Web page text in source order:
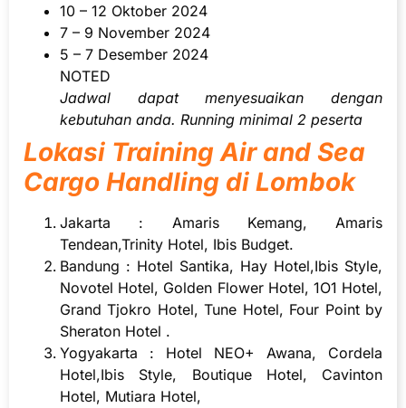
10 – 12 Oktober 2024
7 – 9 November 2024
5 – 7 Desember 2024
NOTED
Jadwal dapat menyesuaikan dengan
kebutuhan anda. Running minimal 2 peserta
Lokasi Training Air and Sea
Cargo Handling di Lombok
Jakarta : Amaris Kemang, Amaris
Tendean,Trinity Hotel, Ibis Budget.
Bandung : Hotel Santika, Hay Hotel,Ibis Style,
Novotel Hotel, Golden Flower Hotel, 1O1 Hotel,
Grand Tjokro Hotel, Tune Hotel, Four Point by
Sheraton Hotel .
Yogyakarta : Hotel NEO+ Awana, Cordela
Hotel,Ibis Style, Boutique Hotel, Cavinton
Hotel, Mutiara Hotel,